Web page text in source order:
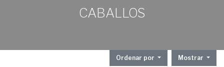
CABALLOS
Ordenar por Mostrar